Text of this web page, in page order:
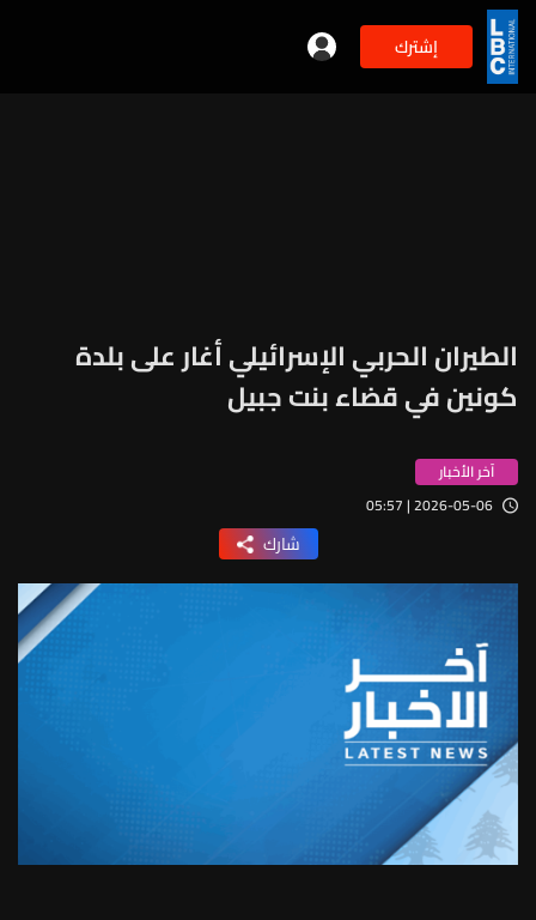
إشترك
الطيران الحربي الإسرائيلي أغار على بلدة
كونين في قضاء بنت جبيل
آخر الأخبار
2026-05-06 | 05:57
شارك